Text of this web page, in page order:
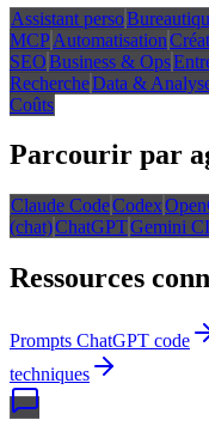
Assistant perso
MCPAutomatisation
SEOBusiness & Ops
RechercheData &
Coûts
Parcourir par
Claude CodeCodex
(chat)ChatGPTGemini
Ressources
Prompts ChatGPT code
techniques